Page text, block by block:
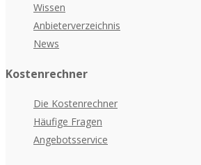
Wissen
Anbieterverzeichnis
News
Kostenrechner
Die Kostenrechner
Häufige Fragen
Angebotsservice